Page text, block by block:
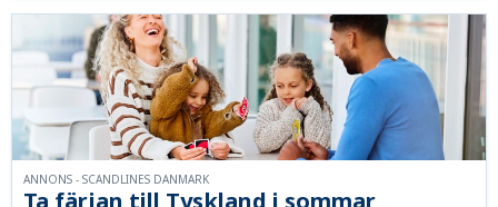
ANNONS - SCANDLINES DANMARK